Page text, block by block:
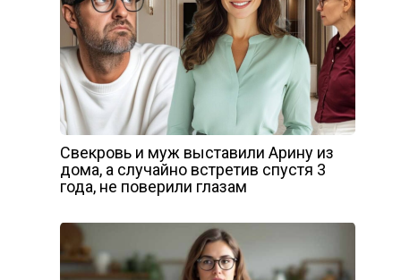
Свекровь и муж выставили Арину из
дома, а случайно встретив спустя 3
года, не поверили глазам